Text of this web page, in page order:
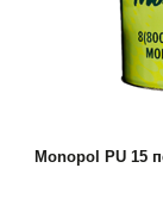
Monopol PU 15